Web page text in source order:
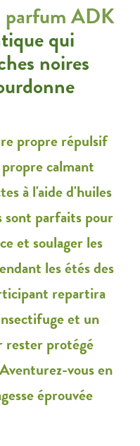
parfum ADK
qui
noires
propre répulsif
calmant
à l'aide d'huiles
sont parfaits pour
et soulager les
les étés des
repartira
et un
rester protégé
vous en
éprouvée